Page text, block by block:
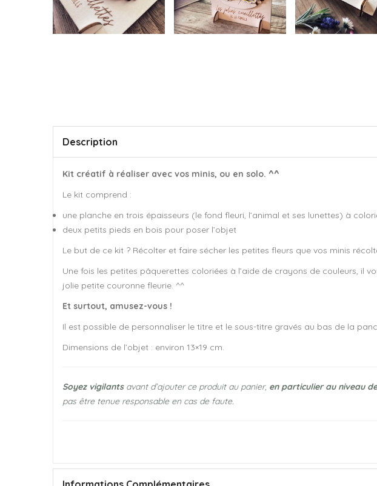
Description
Kit créatif à réaliser avec vos minis, ou en solo. ^^
Le kit comprend :
une planche en trois épaisseurs (le fond fleuri, l’animal et ses lunettes) à
deux petits pieds en bois pour poser l’objet
Le but de ce kit ? Récolter et faire sécher les petites fleurs que vos minis
Une fois les petites pâquerettes coloriées à l’aide de crayons de couleurs, il
jolie petite couronne fleurie. ^^
Et surtout, amusez-vous !
Il est possible de personnaliser le titre et le sous-titre gravés au bas de la
Dimensions de l’objet : environ 13×19 cm.
Soyez vigilantsavant d’ajouter ce produit au panier, en particulier au niveau
pas être tenue responsable en cas de faute.